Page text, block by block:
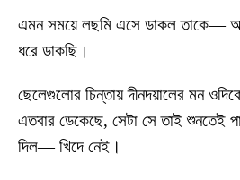
এমন সময়ে লছমি এসে ডাকল তাকে—
ধরে ডাকছি।
ছেলেগুলোর চিন্তায় দীনদয়ালের মন
এতবার ডেকেছে, সেটা সে তাই শুনতেই
দিল— খিদে নেই।